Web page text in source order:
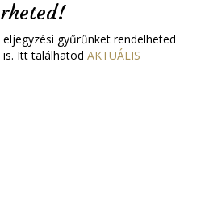
gyűrűnket rendelheted
Itt találhatod AKTUÁLIS